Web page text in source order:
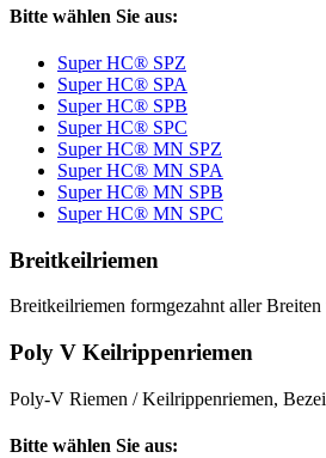
Bitte wählen Sie aus:
Super HC® SPZ
Super HC® SPA
Super HC® SPB
Super HC® SPC
Super HC® MN SPZ
Super HC® MN SPA
Super HC® MN SPB
Super HC® MN SPC
Breitkeilriemen
Breitkeilriemen formgezahnt aller
Poly V Keilrippenriemen
Poly-V Riemen / Keilrippenriemen,
Bitte wählen Sie aus: